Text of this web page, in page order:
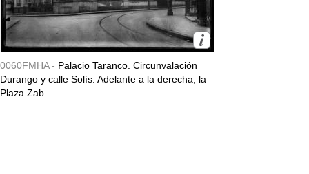
0060FMHA - Palacio Taranco. Circunvalación
Durango y calle Solís. Adelante a la derecha, la
Plaza Zab...